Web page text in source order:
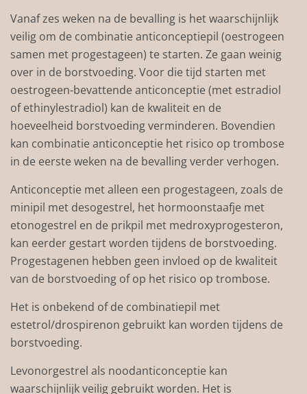
Vanaf zes weken na de bevalling is het waarschijnlijk
veilig om de combinatie anticonceptiepil (oestrogeen
samen met progestageen) te starten. Ze gaan weinig
over in de borstvoeding. Voor die tijd starten met
oestrogeen-bevattende anticonceptie (met estradiol
of ethinylestradiol) kan de kwaliteit en de
hoeveelheid borstvoeding verminderen. Bovendien
kan combinatie anticonceptie het risico op trombose
in de eerste weken na de bevalling verder verhogen.
Anticonceptie met alleen een progestageen, zoals de
minipil met desogestrel, het hormoonstaafje met
etonogestrel en de prikpil met medroxyprogesteron,
kan eerder gestart worden tijdens de borstvoeding.
Progestagenen hebben geen invloed op de kwaliteit
van de borstvoeding of op het risico op trombose.
Het is onbekend of de combinatiepil met
estetrol/drospirenon gebruikt kan worden tijdens de
borstvoeding.
Levonorgestrel als noodanticonceptie kan
waarschijnlijk veilig gebruikt worden. Het is